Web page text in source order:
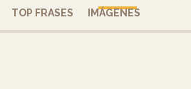
TOP FRASES IMÁGENES